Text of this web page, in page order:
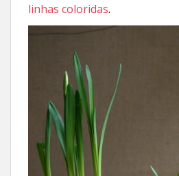
linhas coloridas.